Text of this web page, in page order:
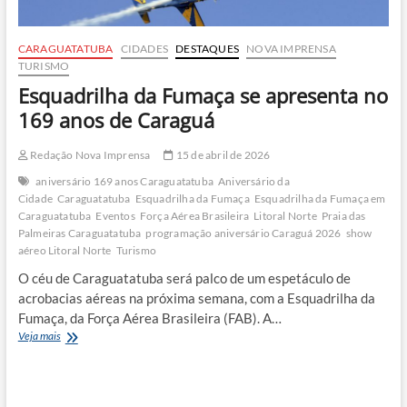
CARAGUATATUBA CIDADES DESTAQUES
NOVA IMPRENSA
TURISMO
Esquadrilha da Fumaça se apresenta no
169 anos de Caraguá
Redação Nova Imprensa
15 de abril de 2026
aniversário 169 anos Caraguatatuba Aniversário da
Cidade Caraguatatuba Esquadrilha da Fumaça Esquadrilha da Fumaça em
Caraguatatuba Eventos Força Aérea Brasileira Litoral Norte Praia das
Palmeiras Caraguatatuba programação aniversário Caraguá 2026 show
aéreo Litoral Norte Turismo
O céu de Caraguatatuba será palco de um espetáculo de
acrobacias aéreas na próxima semana, com a Esquadrilha da
Fumaça, da Força Aérea Brasileira (FAB). A…
Veja maisEsquadrilha